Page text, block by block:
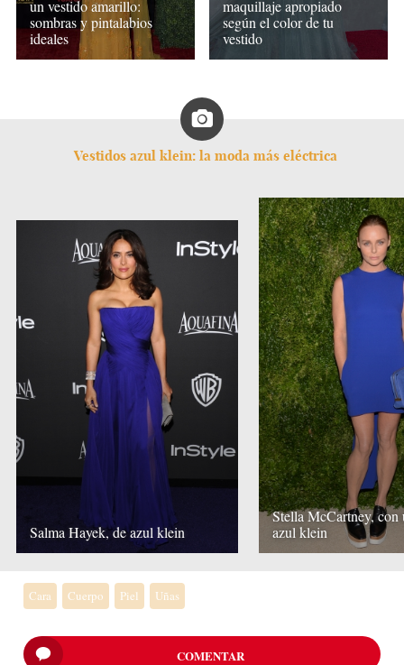
un vestido amarillo:
sombras y pintalabios
ideales
maquillaje apropiado
según el color de tu
vestido
Vestidos azul klein: la moda más eléctrica
Salma Hayek, de azul klein
Stella McCartney, con
azul klein
Cara Cuerpo Piel Uñas
COMENTAR